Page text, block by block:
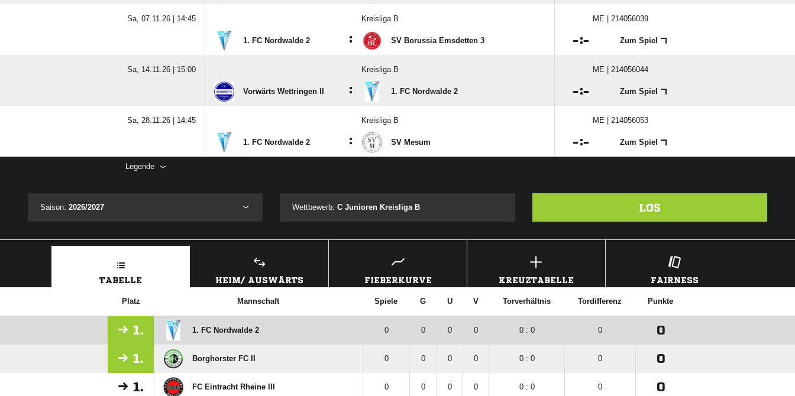
Sa, 07.11.26 | 14:45 Kreisliga B ME | 214056039
1. FC Nordwalde 2 : SV Borussia Emsdetten 3 : Zum Spiel
Sa, 14.11.26 | 15:00 Kreisliga B ME | 214056044
Vorwärts Wettringen II : 1. FC Nordwalde 2 : Zum Spiel
Sa, 28.11.26 | 14:45 Kreisliga B ME | 214056053
1. FC Nordwalde 2 : SV Mesum : Zum Spiel
Legende
Saison: 2026/2027 Wettbewerb:C Junioren Kreisliga B LOS
TABELLE HEIM/ AUSWÄRTS FIEBERKURVE KREUZTABELLE FAIRNESS
Platz Mannschaft Spiele G U V Torverhältnis Tordifferenz Punkte
1. 1. FC Nordwalde 2 0 0 0 0 0 : 0 0 0
1. Borghorster FC II 0 0 0 0 0 : 0 0 0
1. FC Eintracht Rheine III 0 0 0 0 0 : 0 0 0